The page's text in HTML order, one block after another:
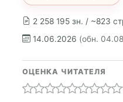
2 258 195 зн. / ~823
14.06.2026 (обн.
ОЦЕНКА ЧИТАТЕЛЯ